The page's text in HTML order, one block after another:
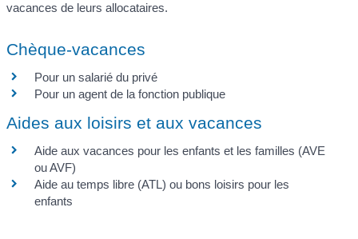
vacances de leurs allocataires.
Chèque-vacances
Pour un salarié du privé
Pour un agent de la fonction publique
Aides aux loisirs et aux vacances
Aide aux vacances pour les enfants et les familles (AVE
ou AVF)
Aide au temps libre (ATL) ou bons loisirs pour les
enfants